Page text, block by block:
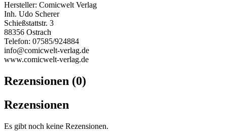
Hersteller: Comicwelt Verlag
Inh. Udo Scherer
Schießstattstr. 3
88356 Ostrach
Telefon: 07585/924884
info@comicwelt-verlag.de
www.comicwelt-verlag.de
Rezensionen (0)
Rezensionen
Es gibt noch keine Rezensionen.